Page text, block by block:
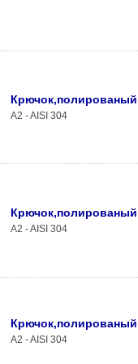
Крючок,полированый
A2 - AISI 304
Крючок,полированый
A2 - AISI 304
Крючок,полированый
A2 - AISI 304